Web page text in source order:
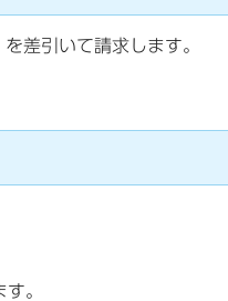
差引いて請求します。
。